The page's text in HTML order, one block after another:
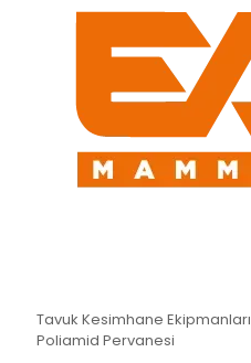
Tavuk Kesimhane Ekipmanları
Poliamid Pervanesi